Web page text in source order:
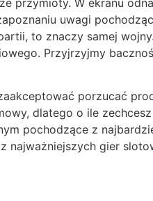
uwagi
to znaczy samej
Przyjrzyjmy
porzucać
dlatego o ile zechcesz
pochodzące z
najważniejszych gier